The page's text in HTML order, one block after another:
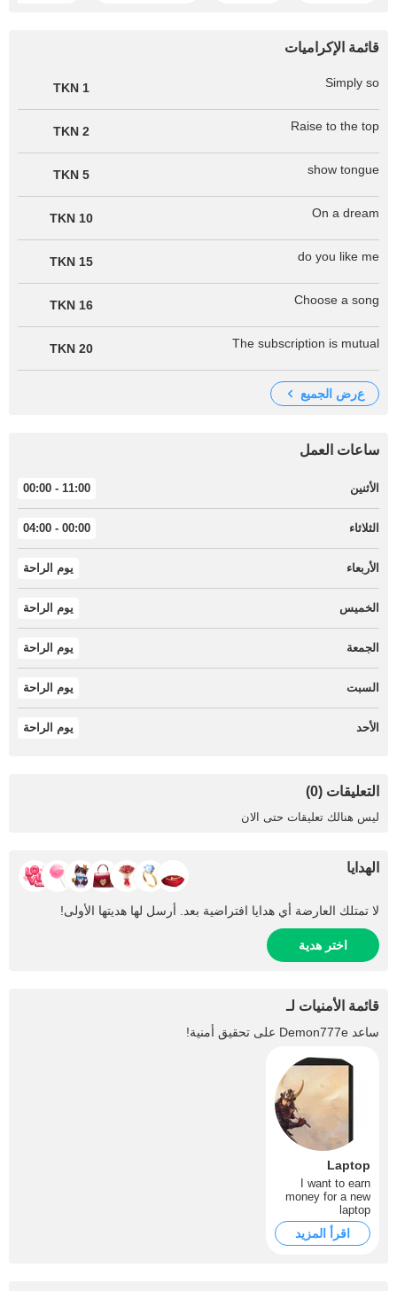
قائمة الإكراميات
Simply so
1 TKN
Raise to the top
2 TKN
show tongue
5 TKN
On a dream
10 TKN
do you like me
15 TKN
Choose a song
16 TKN
The subscription is mutual
20 TKN
عرض الجميع
ساعات العمل
الأثنين 11:00 - 00:00
الثلاثاء 00:00 - 04:00
الأربعاء يوم الراحة
الخميس يوم الراحة
الجمعة يوم الراحة
السبت يوم الراحة
الأحد يوم الراحة
التعليقات (0)
ليس هنالك تعليقات حتى الان
الهدايا
لا تمتلك العارضة أي هدايا افتراضية بعد. أرسل لها هديتها الأولى!
اختر هدية
قائمة الأمنيات لـ
ساعد Demon777e على تحقيق أمنية!
Laptop
I want to earn
money for a new
laptop
اقرأ المزيد